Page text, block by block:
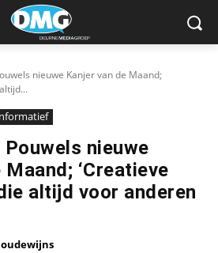
nieuwe Kanjer van de Maand;
Pouwels nieuwe
‘Creatieve
altijd voor anderen